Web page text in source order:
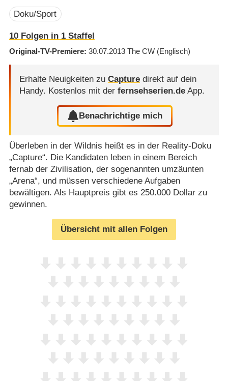
Doku/Sport
10Folgen in 1Staffel
Original-TV-Premiere 30.07.2013 The CW (Englisch)
Erhalte Neuigkeiten zu Capturedirekt auf dein
Handy. Kostenlos mit der fernsehserien.deApp.
Benachrichtige mich
Überleben in der Wildnis heißt es in der Reality-Doku
„Capture“. Die Kandidaten leben in einem Bereich
fernab der Zivilisation, der sogenannten umzäunten
„Arena“, und müssen verschiedene Aufgaben
bewältigen. Als Hauptpreis gibt es 250.000 Dollar zu
gewinnen.
Übersicht mit allen Folgen